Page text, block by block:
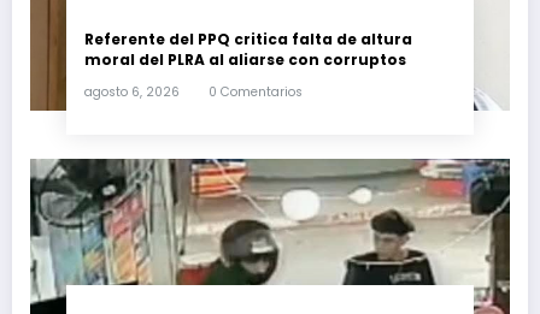
Referente del PPQ critica falta de altura
moral del PLRA al aliarse con corruptos
agosto 6, 2026 0 Comentarios